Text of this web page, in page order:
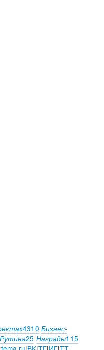
4310 Бизнес-
Рутина25 Награды115